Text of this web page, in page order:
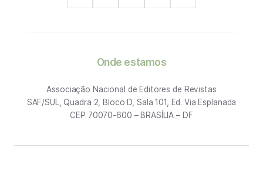
Onde estamos
Associação Nacional de Editores de Revistas
SAF/SUL, Quadra 2, Bloco D, Sala 101, Ed. Via Esplanada
CEP 70070-600 – BRASÍLIA – DF